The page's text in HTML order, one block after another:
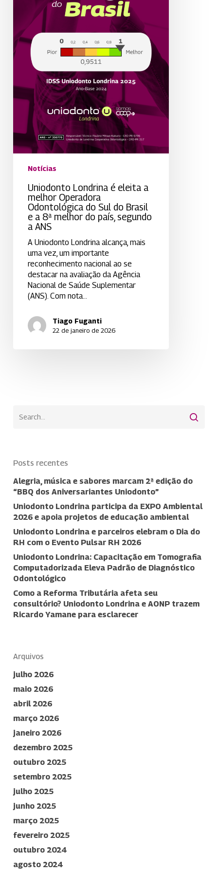
8ª
melhor
do
segundo
a
Notícias
Uniodonto Londrina é eleita a
melhor Operadora
Odontológica do Sul do Brasil
e a 8ª melhor do país, segundo
a ANS
A Uniodonto Londrina alcança, mais
uma vez, um importante
reconhecimento nacional ao se
destacar na avaliação da Agência
Nacional de Saúde Suplementar
(ANS). Com nota…
Tiago Fuganti
22 de janeiro de 2026
Posts recentes
Alegria, música e sabores marcam 2ª edição do
“BBQ dos Aniversariantes Uniodonto”
Uniodonto Londrina participa da EXPO Ambiental
2026 e apoia projetos de educação ambiental
Uniodonto Londrina e parceiros elebram o Dia do
RH com o Evento Pulsar RH 2026
Uniodonto Londrina: Capacitação em Tomografia
Computadorizada Eleva Padrão de Diagnóstico
Odontológico
Como a Reforma Tributária afeta seu
consultório? Uniodonto Londrina e AONP trazem
Ricardo Yamane para esclarecer
Arquivos
julho 2026
maio 2026
abril 2026
março 2026
janeiro 2026
dezembro 2025
outubro 2025
setembro 2025
julho 2025
junho 2025
março 2025
fevereiro 2025
outubro 2024
agosto 2024